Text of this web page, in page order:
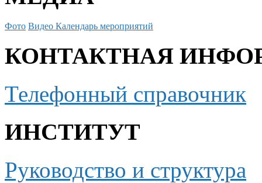
Фото Видео Календарь мероприятий
КОНТАКТНАЯ
Телефонный справочник
ИНСТИТУТ
Руководство и структура